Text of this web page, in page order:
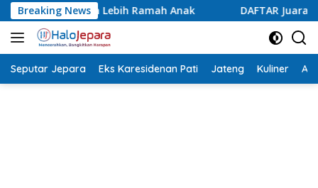
Langsung
ke
konten
Breaking News
Anak DAFTAR Juara Lomba Agustusan Antar OPD
Seputar Jepara Eks Karesidenan Pati Jateng Kuliner